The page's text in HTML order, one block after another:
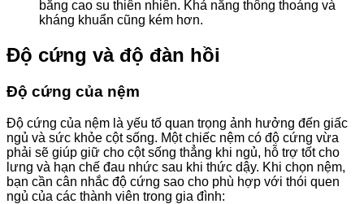
bằng cao su thiên nhiên. Khả năng thông thoáng và
kháng khuẩn cũng kém hơn.
Độ cứng và độ đàn hồi
Độ cứng của nệm
Độ cứng của nệm là yếu tố quan trọng ảnh hưởng đến giấc
ngủ và sức khỏe cột sống. Một chiếc nệm có độ cứng vừa
phải sẽ giúp giữ cho cột sống thẳng khi ngủ, hỗ trợ tốt cho
lưng và hạn chế đau nhức sau khi thức dậy. Khi chọn nệm,
bạn cần cân nhắc độ cứng sao cho phù hợp với thói quen
ngủ của các thành viên trong gia đình: